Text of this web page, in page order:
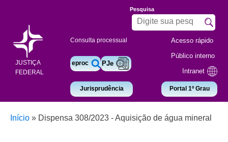
JUSTIÇA
FEDERAL
Consulta processual
eproc PJe
Jurisprudência
Pesquisa
Acesso rápido
Público interno
Intranet
Portal 1º Grau
Início » Dispensa 308/2023 - Aquisição de água mineral